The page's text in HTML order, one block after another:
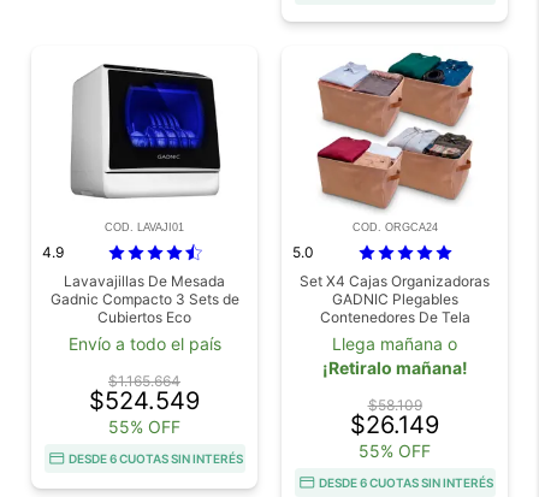
COD. LAVAJI01
4.9
Lavavajillas De Mesada
Gadnic Compacto 3 Sets de
Cubiertos Eco
Envío a todo el país
$1.165.664
$524.549
55% OFF
DESDE 6 CUOTAS SIN INTERÉS
COD. ORGCA24
5.0
Set X4 Cajas Organizadoras
GADNIC Plegables
Contenedores De Tela
Multiuso
Llega mañana o
¡Retiralo mañana!
$58.109
$26.149
55% OFF
DESDE 6 CUOTAS SIN INTERÉS